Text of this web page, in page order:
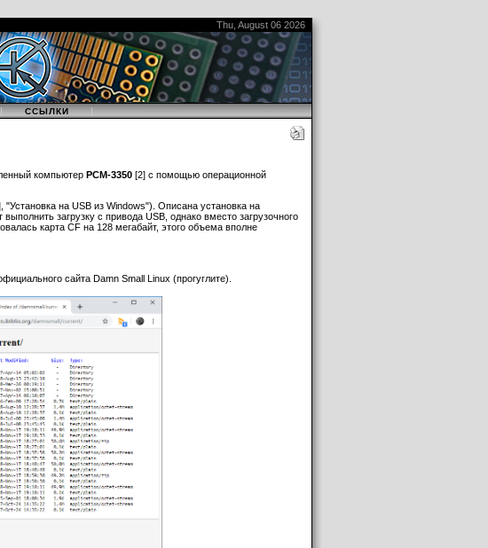
Thu, August 06 2026
ССЫЛКИ |
компьютер PCM-3350 [2] с помощью операционной
на USB из Windows"). Описана установка на
загрузку с привода USB, однако вместо загрузочного
карта CF на 128 мегабайт, этого объема вполне
сайта Damn Small Linux (прогуглите).